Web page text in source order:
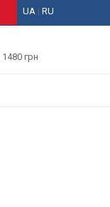
UA| RU
грн